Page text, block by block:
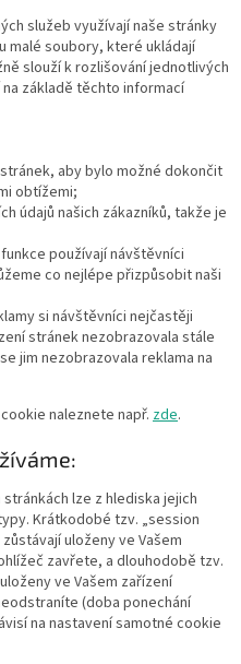
služeb využívají naše stránky
malé soubory, které ukládají
slouží k rozlišování jednotlivých
základě těchto informací
aby bylo možné dokončit
obtížemi;
údajů našich zákazníků, takže je
používají návštěvníci
co nejlépe přizpůsobit naši
si návštěvníci nejčastěji
stránek nezobrazovala stále
jim nezobrazovala reklama na
naleznete např. zde.
lze z hlediska jejich
Krátkodobé tzv. „session
uloženy ve Vašem
zavřete, a dlouhodobě tzv.
ve Vašem zařízení
(doba ponechání
na nastavení samotné cookie